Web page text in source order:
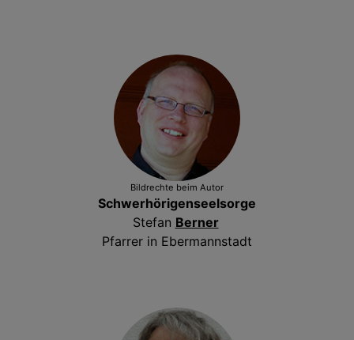
Bildrechte beim Autor
Schwerhörigenseelsorge
Stefan Berner
Pfarrer in Ebermannstadt